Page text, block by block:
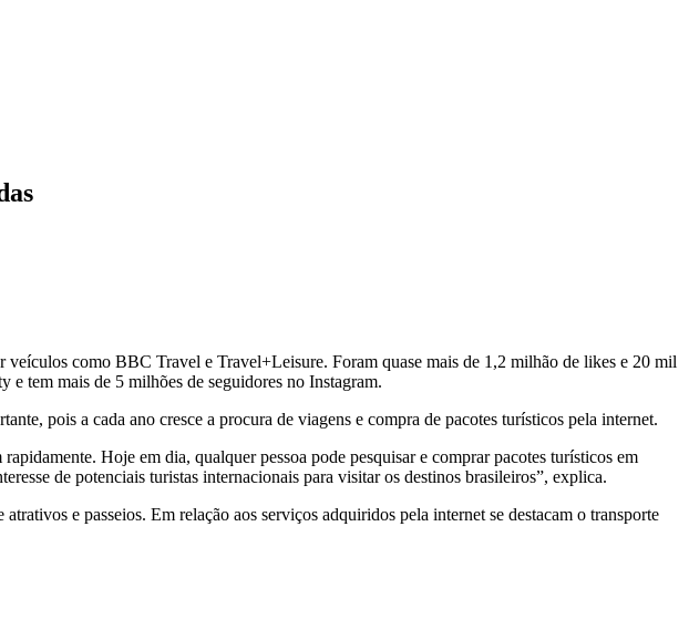
como BBC Travel e Travel+Leisure. Foram quase mais de 1,2 milhão de likes e 20 mil
e tem mais de 5 milhões de seguidores no Instagram.
pois a cada ano cresce a procura de viagens e compra de pacotes turísticos pela internet.
Hoje em dia, qualquer pessoa pode pesquisar e comprar pacotes turísticos em
de potenciais turistas internacionais para visitar os destinos brasileiros”, explica.
e passeios. Em relação aos serviços adquiridos pela internet se destacam o transporte